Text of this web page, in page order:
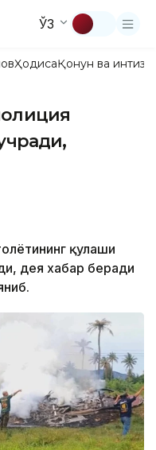
ЎЗ
ҲодисаҚонун ва
қулаши
дея хабар беради